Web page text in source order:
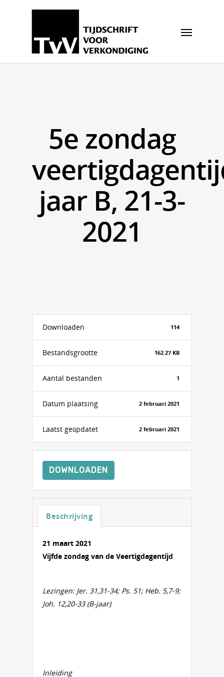
5e zondag
jaar B, 21-3-
2021
Downloaden 114
Bestandsgrootte 162.27 KB
Aantal bestanden 1
Datum plaatsing 2 februari 2021
Laatst geüpdatet 2 februari 2021
DOWNLOADEN
Beschrijving
21 maart 2021
Vijfde zondag van de Veertigdagentijd
Lezingen: Jer. 31,31-34; Ps. 51; Heb. 5,7-9;
Joh. 12,20-33 (B-jaar)
Inleiding